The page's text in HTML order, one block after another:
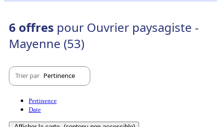
6 offres pour Ouvrier paysagiste -
Mayenne (53)
Trier par Pertinence
Pertinence
Date